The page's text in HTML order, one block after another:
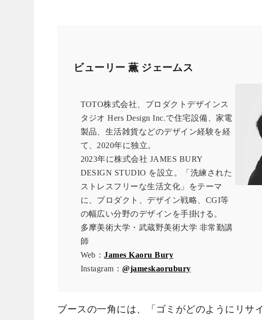
ビューリー 薫 ジェームス
TOTO株式会社、プロダクトデザインス
タジオ Hers Design Inc.で住宅設備、家電
製品、生活雑貨などのデザイン経験を経
て、2020年に独立。
2023年に株式会社 JAMES BURY
DESIGN STUDIO を設立。「洗練された
ストレスフリーな生活文化」をテーマ
に、プロダクト、デザイン戦略、CGI等
の幅広い分野のデザインを手掛ける。
多摩美術大学・武蔵野美術大学 非常勤講
師
Web：James Kaoru Bury
Instagram：@jameskaorubury
ブースの一角には、「ゴミがどのようにリサ